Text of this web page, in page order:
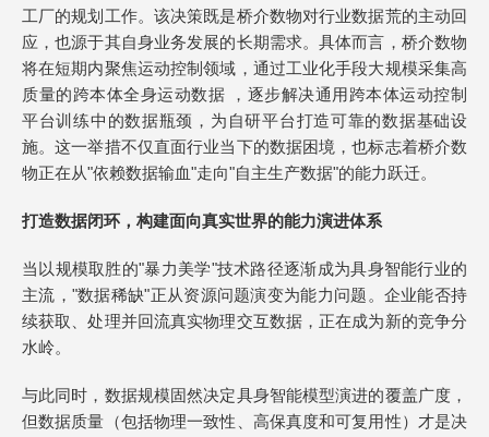
工厂的规划工作。该决策既是桥介数物对行业数据荒的主动回
应，也源于其自身业务发展的长期需求。具体而言，桥介数物
将在短期内聚焦运动控制领域，通过工业化手段大规模采集高
质量的跨本体全身运动数据 ，逐步解决通用跨本体运动控制
平台训练中的数据瓶颈，为自研平台打造可靠的数据基础设
施。这一举措不仅直面行业当下的数据困境，也标志着桥介数
物正在从"依赖数据输血"走向"自主生产数据"的能力跃迁。
打造数据闭环，构建面向真实世界的能力演进体系
当以规模取胜的"暴力美学"技术路径逐渐成为具身智能行业的
主流，"数据稀缺"正从资源问题演变为能力问题。企业能否持
续获取、处理并回流真实物理交互数据，正在成为新的竞争分
水岭。
与此同时，数据规模固然决定具身智能模型演进的覆盖广度，
但数据质量（包括物理一致性、高保真度和可复用性）才是决